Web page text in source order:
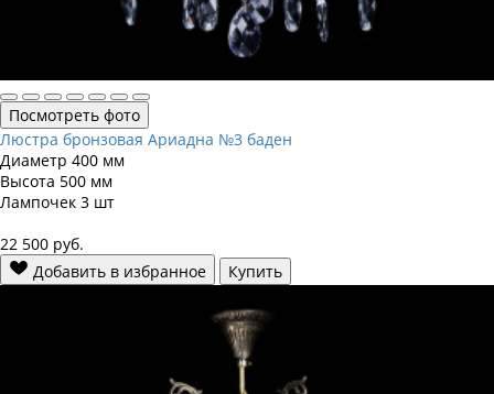
Посмотреть фото
Люстра бронзовая Ариадна №3 баден
Диаметр 400 мм
Высота 500 мм
Лампочек 3 шт
22 500 руб.
Добавить в избранное
Купить